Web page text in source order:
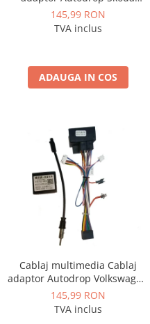
Rame adaptoare Dodge
Rame adaptoare Isuzu
Rame adaptoare Iveco
Rame adaptoare Smart
Rame adaptoare Land Rover
Rame adaptoare Ssangyong
Rame adaptoare Hummer
Camere marșarier auto
Camere marșarier auto
Superb (2009-2013) pentru
Navigații multimedia Android
145,99 RON
TVA inclus
ADAUGA IN COS
Cablaj multimedia Cablaj
adaptor Autodrop Volkswagen
Touareg (2002-2010) pentru
Navigații multimedia Android
145,99 RON
TVA inclus